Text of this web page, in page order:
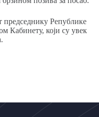
председнику Републике
Кабинету, који су увек